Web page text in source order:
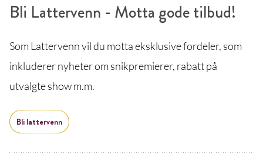
Bli Lattervenn - Motta gode tilbud!
Som Lattervenn vil du motta eksklusive fordeler, som
inkluderer nyheter om snikpremierer, rabatt på
utvalgte show m.m.
Bli lattervenn